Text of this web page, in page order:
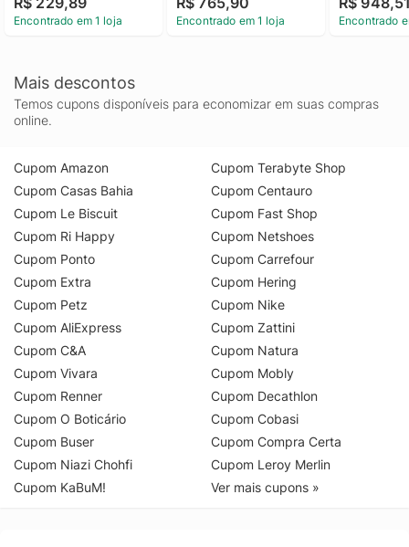
650-B
Encontrado em 1 loja
USB mATX
Encontrado em 1 loja
A520
Encontrado
Mais descontos
Temos cupons disponíveis para economizar em suas compras
online.
Cupom Amazon
Cupom Casas Bahia
Cupom Le Biscuit
Cupom Ri Happy
Cupom Ponto
Cupom Extra
Cupom Petz
Cupom AliExpress
Cupom C&A
Cupom Vivara
Cupom Renner
Cupom O Boticário
Cupom Buser
Cupom Niazi Chohfi
Cupom KaBuM!
Cupom Terabyte Shop
Cupom Centauro
Cupom Fast Shop
Cupom Netshoes
Cupom Carrefour
Cupom Hering
Cupom Nike
Cupom Zattini
Cupom Natura
Cupom Mobly
Cupom Decathlon
Cupom Cobasi
Cupom Compra Certa
Cupom Leroy Merlin
Ver mais cupons »